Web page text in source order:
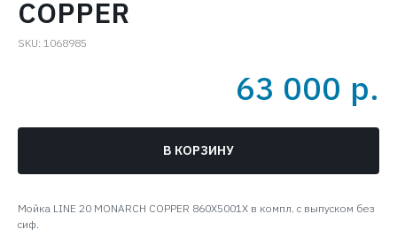
COPPER
SKU: 1068985
63 000 р.
В КОРЗИНУ
Мойка LINE 20 MONARCH COPPER 860X5001X в компл. с выпуском без
сиф.